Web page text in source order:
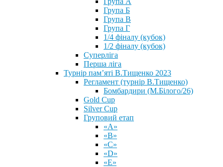
Група Б
Група В
Група Г
1/4 фіналу (кубок)
1/2 фіналу (кубок)
Суперліга
Перша ліга
Турнір пам’яті В.Тищенко 2023
Регламент (турнір В.Тищенко)
Бомбардири (М.Білого/26)
Gold Cup
Silver Cup
Груповий етап
«А»
«В»
«С»
«D»
«Е»